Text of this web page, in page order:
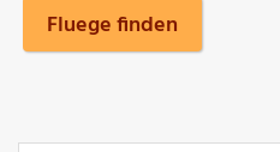
Fluege finden